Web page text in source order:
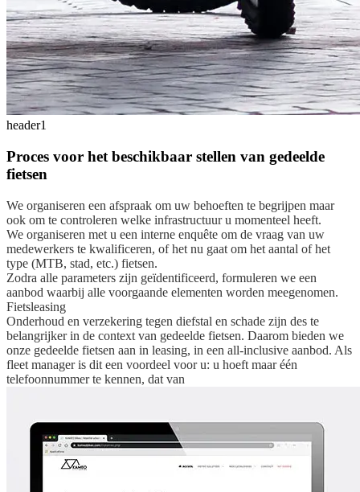
header1
Proces voor het beschikbaar stellen van gedeelde
fietsen
We organiseren een afspraak om uw behoeften te begrijpen maar
ook om te controleren welke infrastructuur u momenteel heeft.
We organiseren met u een interne enquête om de vraag van uw
medewerkers te kwalificeren, of het nu gaat om het aantal of het
type (MTB, stad, etc.) fietsen.
Zodra alle parameters zijn geïdentificeerd, formuleren we een
aanbod waarbij alle voorgaande elementen worden meegenomen.
Fietsleasing
Onderhoud en verzekering tegen diefstal en schade zijn des te
belangrijker in de context van gedeelde fietsen. Daarom bieden we
onze gedeelde fietsen aan in leasing, in een all-inclusive aanbod. Als
fleet manager is dit een voordeel voor u: u hoeft maar één
telefoonnummer te kennen, dat van